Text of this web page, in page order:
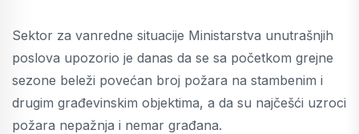
Sektor za vanredne situacije Ministarstva unutrašnjih
poslova upozorio je danas da se sa početkom grejne
sezone beleži povećan broj požara na stambenim i
drugim građevinskim objektima, a da su najčešći uzroci
požara nepažnja i nemar građana.